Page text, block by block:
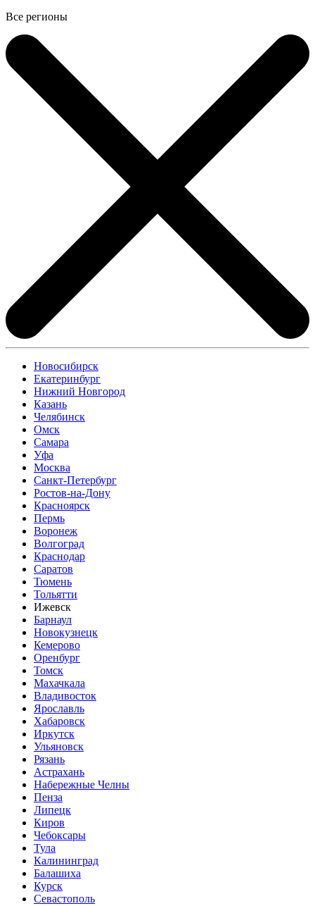
Все регионы
Новосибирск
Екатеринбург
Нижний Новгород
Казань
Челябинск
Омск
Самара
Уфа
Москва
Санкт-Петербург
Ростов-на-Дону
Красноярск
Пермь
Воронеж
Волгоград
Краснодар
Саратов
Тюмень
Тольятти
Ижевск
Барнаул
Новокузнецк
Кемерово
Оренбург
Томск
Махачкала
Владивосток
Ярославль
Хабаровск
Иркутск
Ульяновск
Рязань
Астрахань
Набережные Челны
Пенза
Липецк
Киров
Чебоксары
Тула
Калининград
Балашиха
Курск
Севастополь